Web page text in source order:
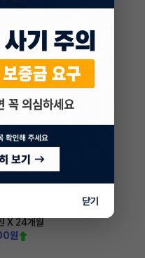
2WD 기본형
56개월
46개월
X 24개월
원
닫기